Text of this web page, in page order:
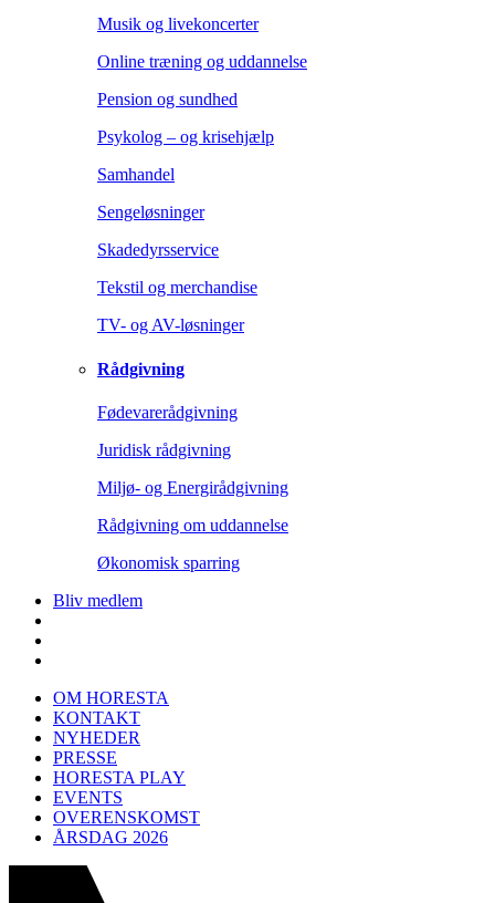
Musik og livekoncerter
Online træning og uddannelse
Pension og sundhed
Psykolog – og krisehjælp
Samhandel
Sengeløsninger
Skadedyrsservice
Tekstil og merchandise
TV- og AV-løsninger
Rådgivning
Fødevarerådgivning
Juridisk rådgivning
Miljø- og Energirådgivning
Rådgivning om uddannelse
Økonomisk sparring
Bliv medlem
OM HORESTA
KONTAKT
NYHEDER
PRESSE
HORESTA PLAY
EVENTS
OVERENSKOMST
ÅRSDAG 2026